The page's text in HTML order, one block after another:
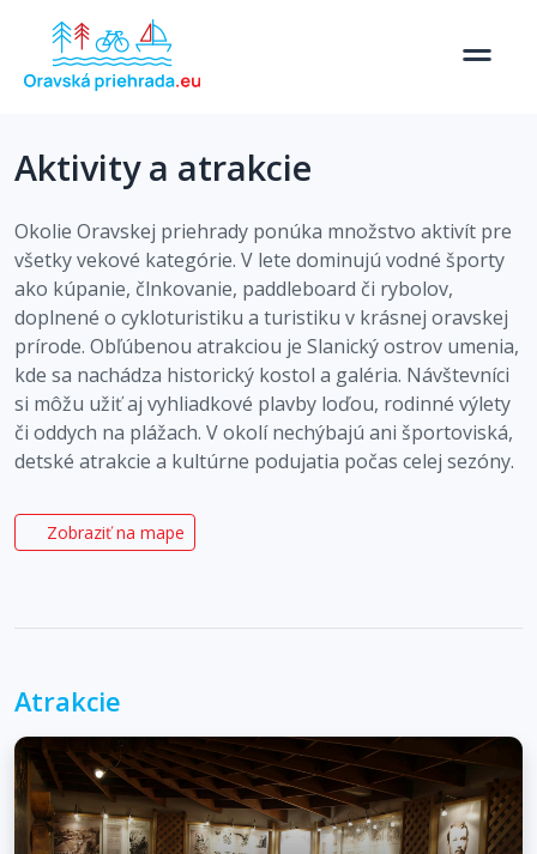
Aktivity a atrakcie
Okolie Oravskej priehrady ponúka množstvo aktivít pre
všetky vekové kategórie. V lete dominujú vodné športy
ako kúpanie, člnkovanie, paddleboard či rybolov,
doplnené o cykloturistiku a turistiku v krásnej oravskej
prírode. Obľúbenou atrakciou je Slanický ostrov umenia,
kde sa nachádza historický kostol a galéria. Návštevníci
si môžu užiť aj vyhliadkové plavby loďou, rodinné výlety
či oddych na plážach. V okolí nechýbajú ani športoviská,
detské atrakcie a kultúrne podujatia počas celej sezóny.
Zobraziť na mape
Atrakcie